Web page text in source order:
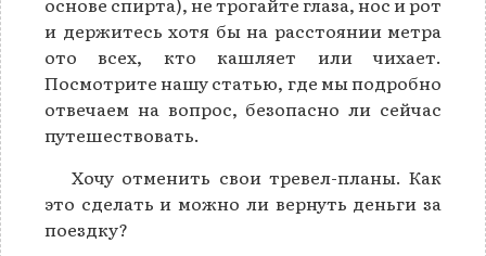
и держитесь хотя бы на расстоянии метра
ото всех, кто кашляет или чихает.
Посмотрите нашу статью, где мы подробно
отвечаем на вопрос, безопасно ли сейчас
путешествовать.
Хочу отменить свои тревел-планы. Как
это сделать и можно ли вернуть деньги за
поездку?